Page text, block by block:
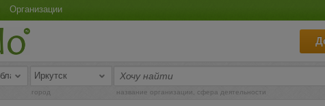
Организации
город название организации, сфера деятельности